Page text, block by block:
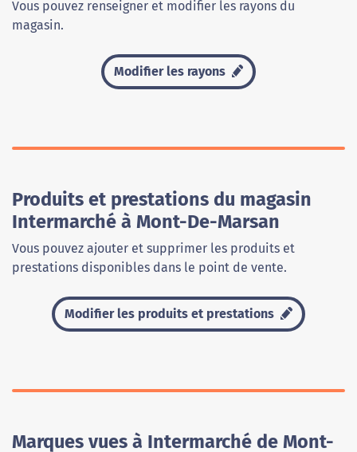
Vous pouvez renseigner et modifier les rayons du
magasin.
Modifier les rayons
Produits et prestations du magasin
Intermarché à Mont-De-Marsan
Vous pouvez ajouter et supprimer les produits et
prestations disponibles dans le point de vente.
Modifier les produits et prestations
Marques vues à Intermarché de Mont-